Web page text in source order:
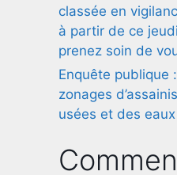
classée en
à partir de ce
prenez soin de
Enquête publique
zonages
usées et des